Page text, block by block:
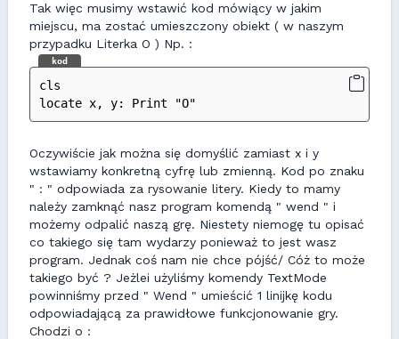
Tak więc musimy wstawić kod mówiący w jakim
miejscu, ma zostać umieszczony obiekt ( w naszym
przypadku Literka O ) Np. :
kod
cls
locate x, y: Print "O"
Oczywiście jak można się domyślić zamiast x i y
wstawiamy konkretną cyfrę lub zmienną. Kod po znaku
" : " odpowiada za rysowanie litery. Kiedy to mamy
należy zamknąć nasz program komendą " wend " i
możemy odpalić naszą grę. Niestety niemogę tu opisać
co takiego się tam wydarzy ponieważ to jest wasz
program. Jednak coś nam nie chce pójść/ Cóż to może
takiego być ? Jeżlei użyliśmy komendy TextMode
powinniśmy przed " Wend " umieścić 1 linijkę kodu
odpowiadającą za prawidłowe funkcjonowanie gry.
Chodzi o :